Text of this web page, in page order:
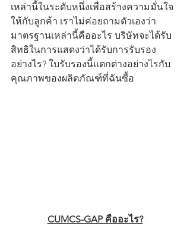
เหล่านี้ในระดับหนึ่งเพื่อสร้างความมั่นใจ
ให้กับลูกค้า เราไม่ค่อยถามตัวเองว่า
มาตรฐานเหล่านี้คืออะไร บริษัทจะได้รับ
สิทธิในการแสดงว่าได้รับการรับรอง
อย่างไร? ใบรับรองนี้แตกต่างอย่างไรกับ
คุณภาพของผลิตภัณฑ์ที่ฉันซื้อ
CUMCS-GAP คืออะไร?